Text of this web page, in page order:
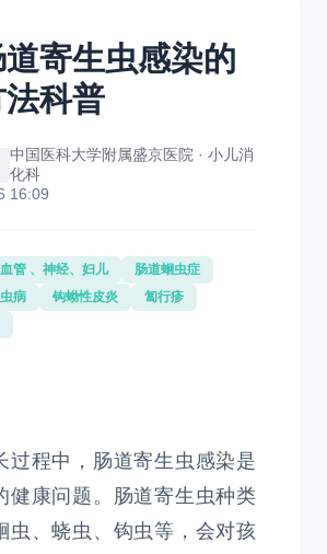
寄生虫感染的
科普
中国医科大学附属盛京医院 · 小儿消
化科
16:09
管 、神经、妇儿
肠道蛔虫症
病 钩蚴性皮炎
匐行疹
过程中，肠道寄生虫感染是
健康问题。肠道寄生虫种类
虫、蛲虫、钩虫等，会对孩